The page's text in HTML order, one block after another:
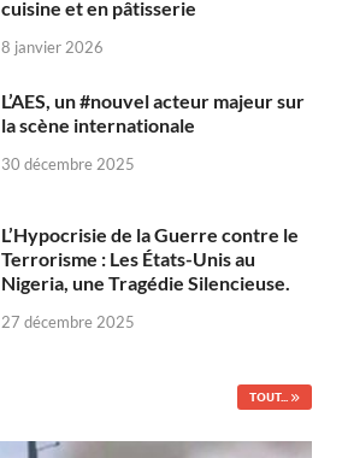
cuisine et en pâtisserie
8 janvier 2026
L’AES, un #nouvel acteur majeur sur
la scène internationale
30 décembre 2025
L’Hypocrisie de la Guerre contre le
Terrorisme : Les États-Unis au
Nigeria, une Tragédie Silencieuse.
27 décembre 2025
TOUT...